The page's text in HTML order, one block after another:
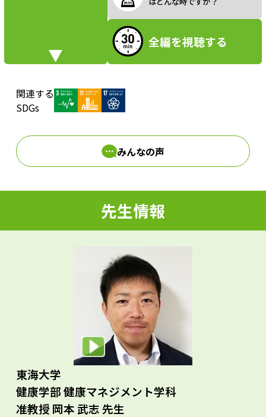
i
e
o
全編を視聴する
関連する
SDGs
みんなの声
先生情報
東海大学
健康学部 健康マネジメント学科
准教授 岡本 武志 先生